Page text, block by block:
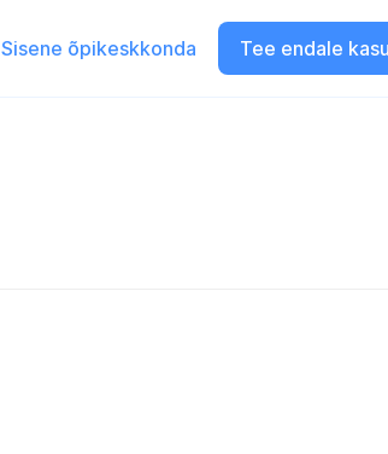
Sisene õpikeskkonda Tee endale